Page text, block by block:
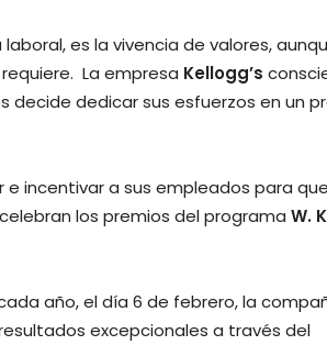
es la vivencia de valores,
La empresa Kellogg’s
decide dedicar sus esfuerzos en un
incentivar a sus empleados para
los premios del programa W.
año, el día 6 de febrero, la
excepcionales a través del